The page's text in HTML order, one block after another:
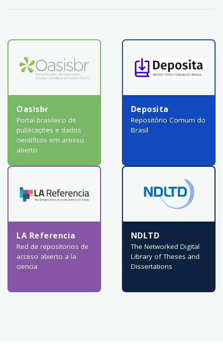
Oasisbr
Portal brasileiro de
publicações e dados
científicos em acesso
aberto
Deposita
Repositório Comum do
Brasil
LA Referencia
Red de repositorios de
acceso abierto a la
ciencia
NDLTD
The Networked Digital
Library of Theses and
Dissertations